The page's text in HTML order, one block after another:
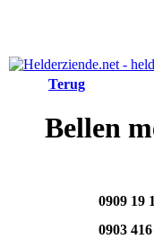
Terug
Bellen
0909 19
0903